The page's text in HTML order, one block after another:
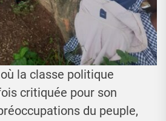
la classe politique
critiquée pour son
du peuple,